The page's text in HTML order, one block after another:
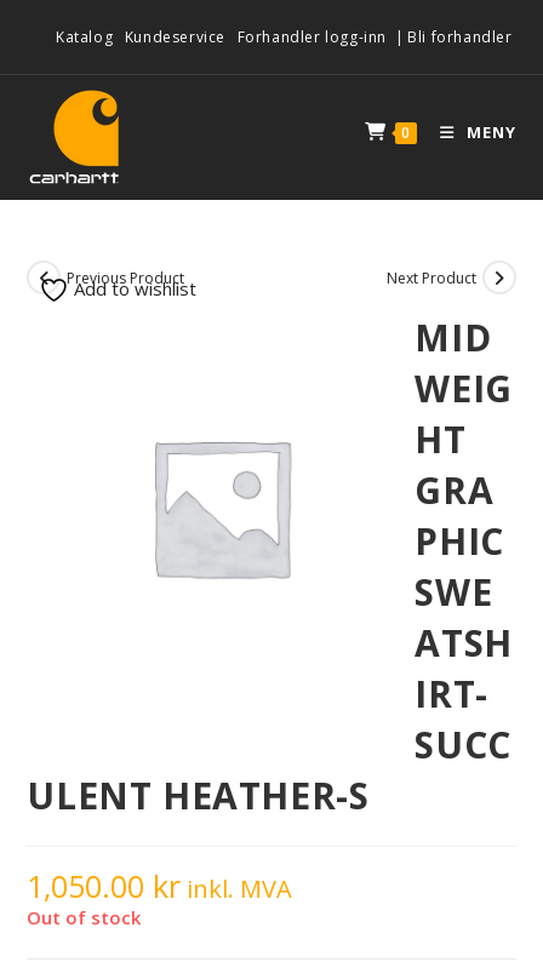
Katalog Kundeservice Forhandler logg-inn | Bli forhandler
0 MENY
Previous Product Next Product
MID
WEIG
HT
GRA
PHIC
SWE
ATSH
IRT-
SUCC
ULENT HEATHER-S
1,050.00 kr inkl. MVA
Out of stock
Add to wishlist